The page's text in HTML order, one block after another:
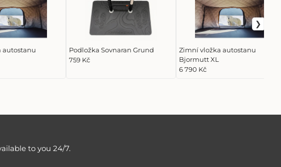
autostanu
Podložka Sovnaran Grund
759 Kč
Zimní vložka autostanu
Bjormutt XL
6 790 Kč
to you 24/7.